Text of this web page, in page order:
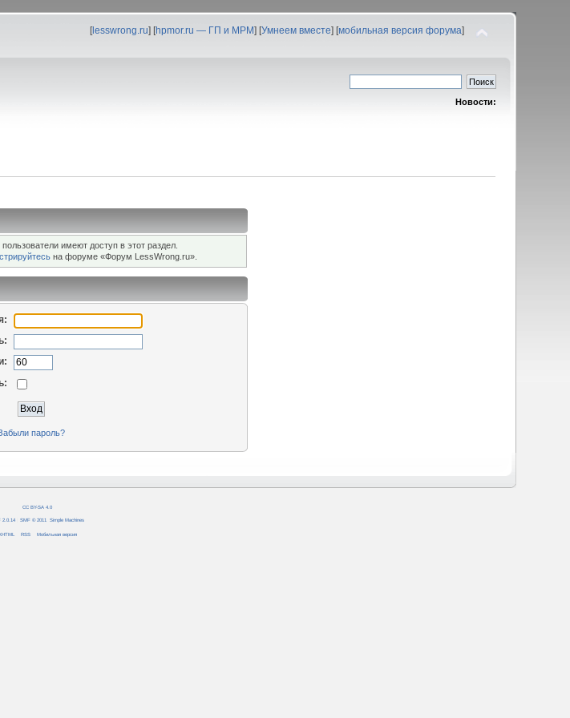
[lesswrong.ru] [hpmor.ru — ГП и МРМ] [Умнеем вместе] [мобильная версия форума]
Новости:
имеют доступ в этот раздел.
на форуме «Форум LessWrong.ru».
пароль?
CC BY-SA 4.0
2.0.14 SMF © 2011 Simple Machines
RSS Мобильная версия